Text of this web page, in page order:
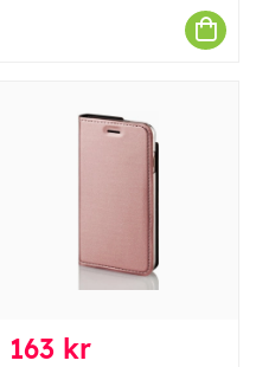
163 kr